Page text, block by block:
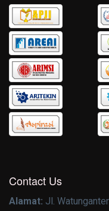
Contact Us
Alamat: Jl.